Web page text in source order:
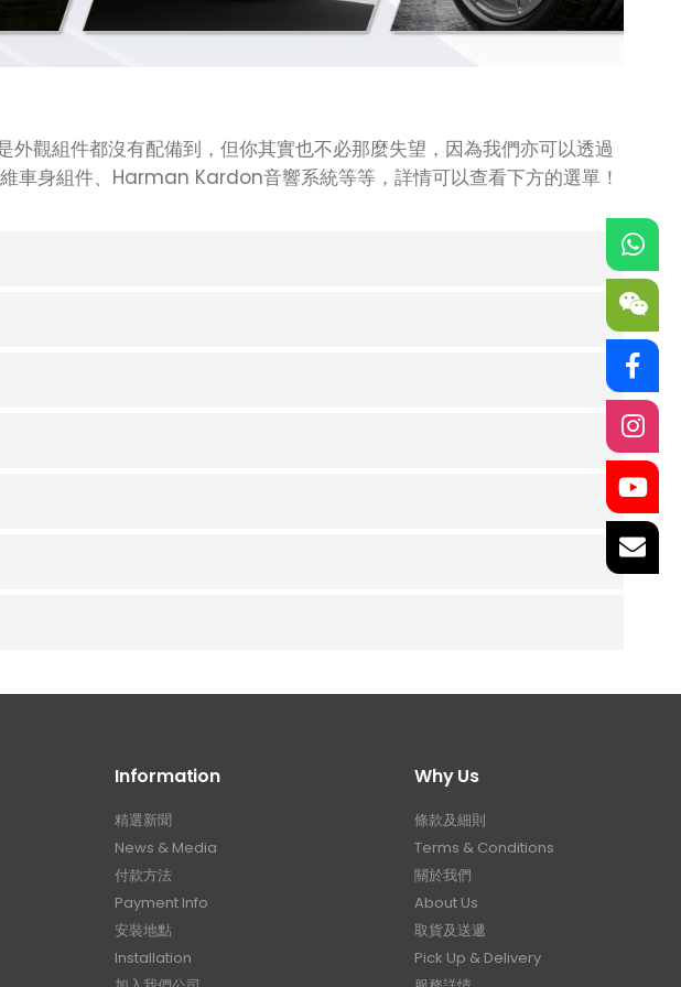
觀組件都沒有配備到，但你其實也不必那麼失望，因為我們亦可以透過
身組件、Harman Kardon音響系統等等，詳情可以查看下方的選單！
Information
精選新聞
News & Media
付款方法
Payment Info
安裝地點
Installation
Why Us
條款及細則
Terms & Conditions
關於我們
About Us
取貨及送遞
Pick Up & Delivery